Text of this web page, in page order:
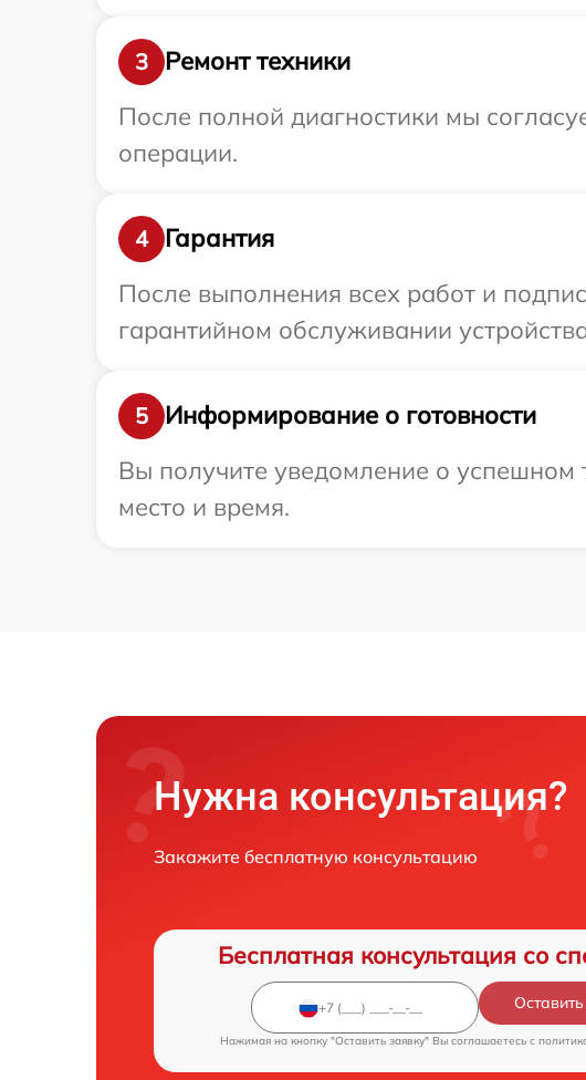
3
Ремонт техники
После полной диагностики мы
операции.
4
Гарантия
После выполнения всех работ и
гарантийном обслуживании
5
Информирование о готовности
Вы получите уведомление о успешном
место и время.
Нужна консультация?
Закажите бесплатную консультацию
Бесплатная консультация со
Нажимая на кнопку "Оставить заявку" Вы соглашаетесь c